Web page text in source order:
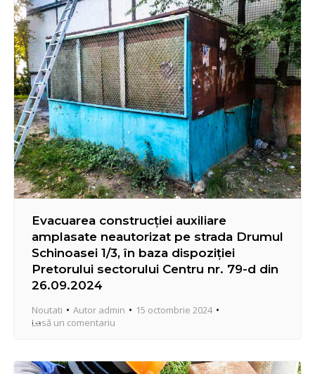
de categoriile de…
Evacuarea construcției auxiliare
amplasate neautorizat pe strada Drumul
Schinoasei 1/3, în baza dispoziției
Pretorului sectorului Centru nr. 79-d din
26.09.2024
Noutati Autor admin
15 octombrie 2024
Lasă un comentariu